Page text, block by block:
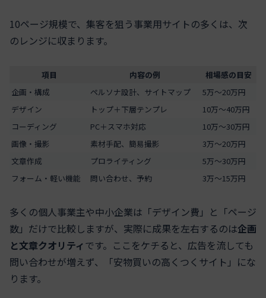
10ページ規模で、集客を狙う事業用サイトの多くは、次
のレンジに収まります。
項目 内容の例
相場感の目安
企画・構成
ペルソナ設計、サイトマップ
5万〜20万円
デザイン
トップ＋下層テンプレ
10万〜40万円
コーディング
PC＋スマホ対応
10万〜30万円
画像・撮影
素材手配、簡易撮影
3万〜20万円
文章作成
プロライティング
5万〜30万円
フォーム・軽い機能
問い合わせ、予約 3万〜15万円
多くの個人事業主や中小企業は「デザイン費」と「ページ
数」だけで比較しますが、実際に成果を左右するのは企画
と文章クオリティです。ここをケチると、広告を流しても
問い合わせが増えず、「安物買いの高くつくサイト」にな
ります。